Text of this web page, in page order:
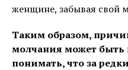
женщине, забывая свой
Таким образом,
молчания может быть
понимать, что за